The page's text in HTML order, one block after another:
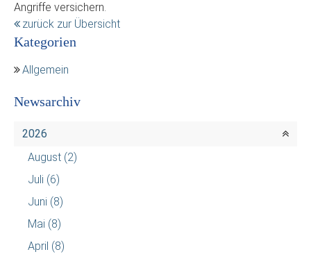
Angriffe versichern.
zurück zur Übersicht
Kategorien
Allgemein
Newsarchiv
2026
August (2)
Juli (6)
Juni (8)
Mai (8)
April (8)